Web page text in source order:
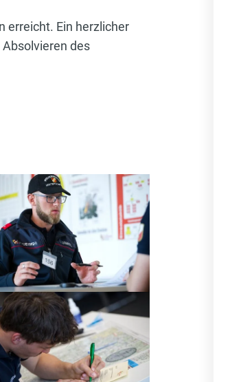
erreicht. Ein herzlicher
des